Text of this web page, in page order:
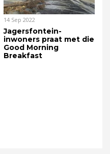
14 Sep 2022
Jagersfontein-
inwoners praat met die
Good Morning
Breakfast